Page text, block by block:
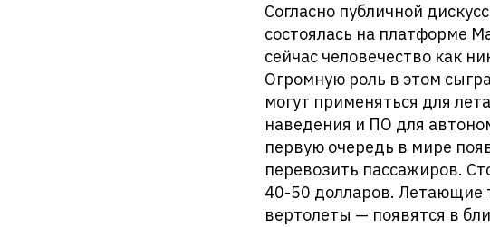
Согласно публичной
состоялась на платформе
сейчас человечество как
Огромную роль в этом
могут применяться для
наведения и ПО для
первую очередь в мире
перевозить пассажиров.
40-50 долларов. Летающие
вертолеты — появятся в